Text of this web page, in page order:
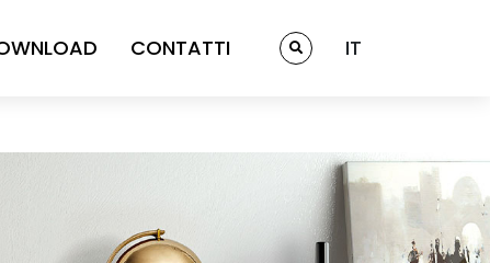
CONTATTI IT